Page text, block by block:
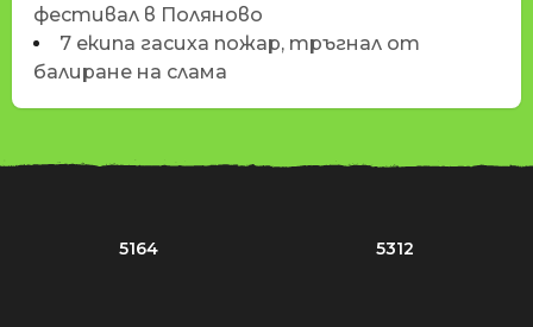
фестивал в Поляново
7 екипа гасиха пожар, тръгнал от
балиране на слама
5164 5312